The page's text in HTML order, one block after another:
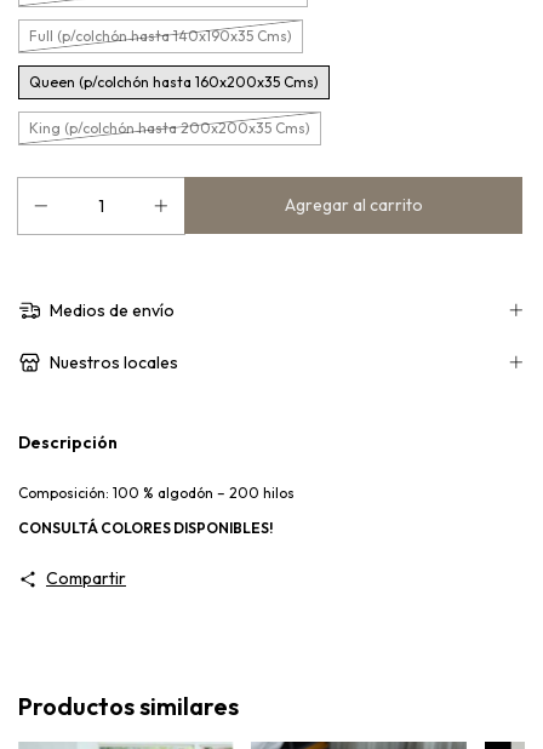
Full (p/colchón hasta 140x190x35 Cms)
Queen (p/colchón hasta 160x200x35 Cms)
King (p/colchón hasta 200x200x35 Cms)
Medios de envío
Nuestros locales
Descripción
Composición: 100 % algodón – 200 hilos
CONSULTÁ COLORES DISPONIBLES!
Compartir
Productos similares